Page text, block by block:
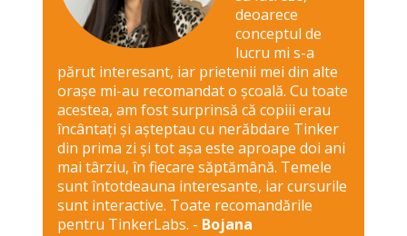
deoarece
conceptul de
lucru mi s-a
părut interesant, iar prietenii mei din alte
orașe mi-au recomandat o școală. Cu toate
acestea, am fost surprinsă că copiii erau
încântați și așteptau cu nerăbdare Tinker
din prima zi și tot așa este aproape doi ani
mai târziu, în fiecare săptămână. Temele
sunt întotdeauna interesante, iar cursurile
sunt interactive. Toate recomandările
pentru TinkerLabs. - Bojana